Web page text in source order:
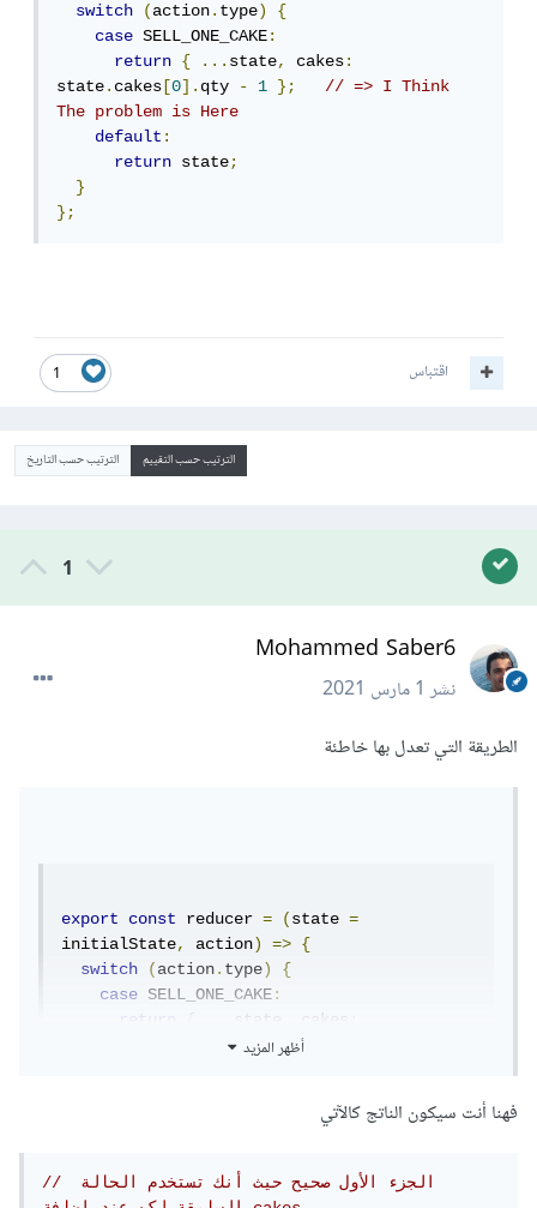
switch
(action.type)
{
case SELL_ONE_CAKE:
return
{ ...state, cakes:
state.cakes [0].qty - 1 };
// => I Think
The problem is Here
default:
return state;
}
};
1 اقتباس
الترتيب حسب التقييم الترتيب حسب التاريخ
1
Mohammed Saber6
نشر1 مارس 2021
الطريقة التي تعدل بها خاطئة
export const reducer = (state =
initialState, action) =>
{
switch
(action.type)
{
case SELL_ONE_CAKE:
{ cakes
qty - 1 };
أظهر المزيد
فهنا أنت سيكون الناتج كالآتي
// الجزء الأول صحيح حيث أنك تستخدم الحالة